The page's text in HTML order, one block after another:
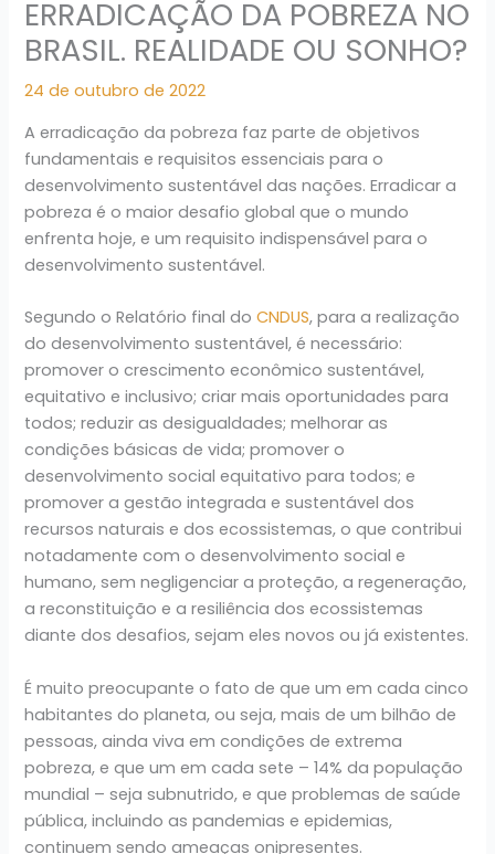
ERRADICAÇÃO DA POBREZA NO
BRASIL. REALIDADE OU SONHO?
24 de outubro de 2022
A erradicação da pobreza faz parte de objetivos
fundamentais e requisitos essenciais para o
desenvolvimento sustentável das nações. Erradicar a
pobreza é o maior desafio global que o mundo
enfrenta hoje, e um requisito indispensável para o
desenvolvimento sustentável.
Segundo o Relatório final doCNDUS, para a realização
do desenvolvimento sustentável, é necessário:
promover o crescimento econômico sustentável,
equitativo e inclusivo; criar mais oportunidades para
todos; reduzir as desigualdades; melhorar as
condições básicas de vida; promover o
desenvolvimento social equitativo para todos; e
promover a gestão integrada e sustentável dos
recursos naturais e dos ecossistemas, o que contribui
notadamente com o desenvolvimento social e
humano, sem negligenciar a proteção, a regeneração,
a reconstituição e a resiliência dos ecossistemas
diante dos desafios, sejam eles novos ou já existentes.
É muito preocupante o fato de que um em cada cinco
habitantes do planeta, ou seja, mais de um bilhão de
pessoas, ainda viva em condições de extrema
pobreza, e que um em cada sete – 14% da população
mundial – seja subnutrido, e que problemas de saúde
pública, incluindo as pandemias e epidemias,
continuem sendo ameaças onipresentes.